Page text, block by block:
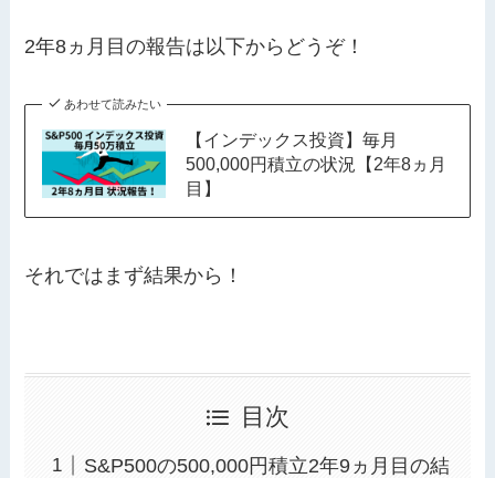
2年8ヵ月目の報告は以下からどうぞ！
あわせて読みたい
【インデックス投資】毎月
500,000円積立の状況【2年8ヵ月
目】
それではまず結果から！
目次
S&P500の500,000円積立2年9ヵ月目の結